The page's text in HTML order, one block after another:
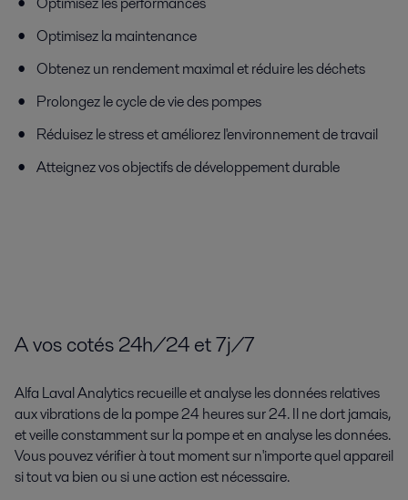
Optimisez la maintenance
Obtenez un rendement maximal et réduire les déchets
Prolongez le cycle de vie des pompes
Réduisez le stress et améliorez l'environnement de travail
Atteignez vos objectifs de développement durable
A vos cotés 24h/24 et 7j/7
Alfa Laval Analytics recueille et analyse les données relatives
aux vibrations de la pompe 24 heures sur 24. Il ne dort jamais,
et veille constamment sur la pompe et en analyse les données.
Vous pouvez vérifier à tout moment sur n'importe quel appareil
si tout va bien ou si une action est nécessaire.